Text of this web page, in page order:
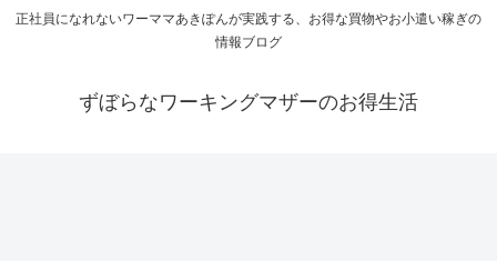
正社員になれないワーママあきぽんが実践する、お得な買物やお小遣い稼ぎの
情報ブログ
ずぼらなワーキングマザーのお得生活